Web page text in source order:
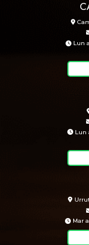
Lun a
Lun
Mar